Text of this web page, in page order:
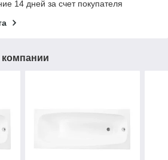
14 дней за счет покупателя